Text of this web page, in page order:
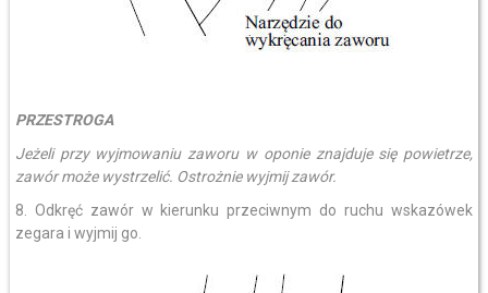
PRZESTROGA
Jeżeli przy wyjmowaniu zaworu w oponie znajduje się powietrze,
zawór może wystrzelić. Ostrożnie wyjmij zawór.
8. Odkręć zawór w kierunku przeciwnym do ruchu wskazówek
zegara i wyjmij go.